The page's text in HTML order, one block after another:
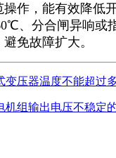
操作，能有效降低
℃、分合闸异响或
免故障扩大。
变压器温度不能超过
机组输出电压不稳定